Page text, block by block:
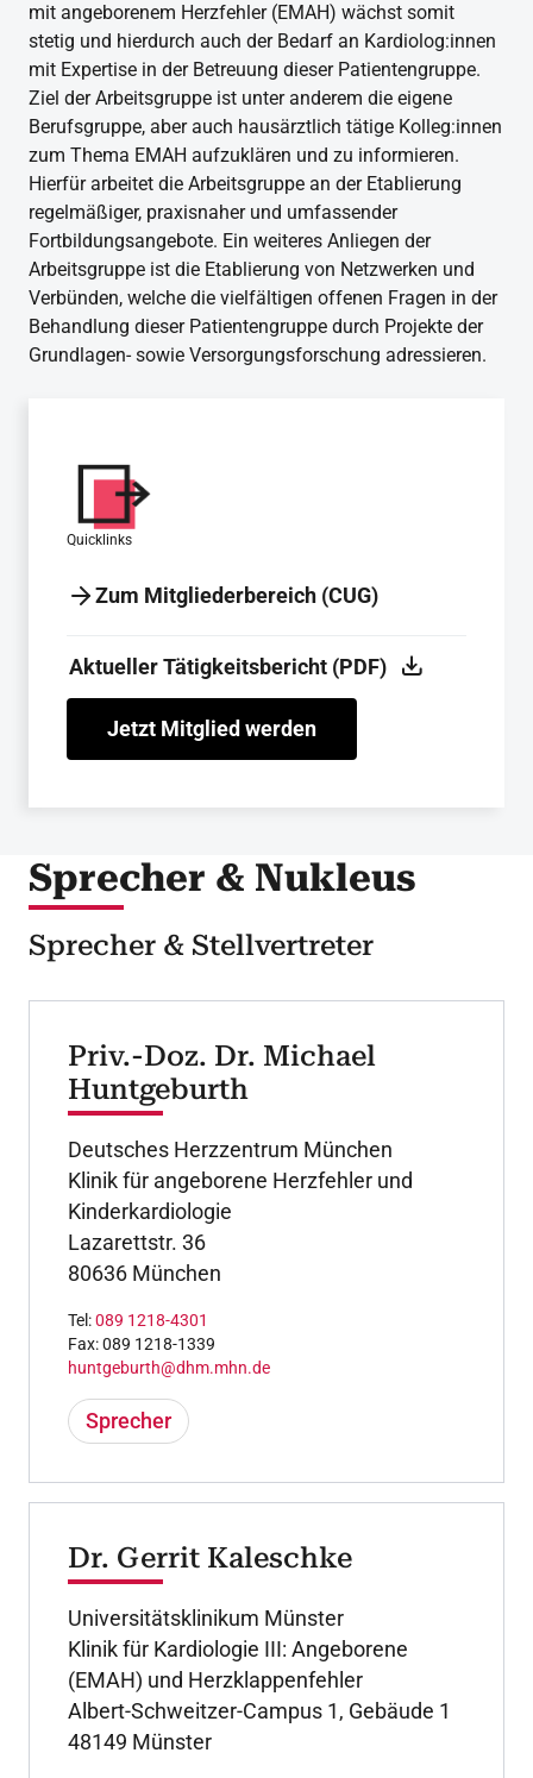
mit angeborenem Herzfehler (EMAH) wächst somit
stetig und hierdurch auch der Bedarf an Kardiolog:innen
mit Expertise in der Betreuung dieser Patientengruppe.
Ziel der Arbeitsgruppe ist unter anderem die eigene
Berufsgruppe, aber auch hausärztlich tätige Kolleg:innen
zum Thema EMAH aufzuklären und zu informieren.
Hierfür arbeitet die Arbeitsgruppe an der Etablierung
regelmäßiger, praxisnaher und umfassender
Fortbildungsangebote. Ein weiteres Anliegen der
Arbeitsgruppe ist die Etablierung von Netzwerken und
Verbünden, welche die vielfältigen offenen Fragen in der
Behandlung dieser Patientengruppe durch Projekte der
Grundlagen- sowie Versorgungsforschung adressieren.
Quicklinks
Zum Mitgliederbereich (CUG)
Aktueller Tätigkeitsbericht (PDF)
Jetzt Mitglied werden
Sprecher & Nukleus
Sprecher & Stellvertreter
Priv.-Doz. Dr. Michael
Huntgeburth
Deutsches Herzzentrum München
Klinik für angeborene Herzfehler und
Kinderkardiologie
Lazarettstr. 36
80636 München
Tel:089 1218-4301
Fax: 089 1218-1339
huntgeburth@dhm.mhn.de
Sprecher
Dr. Gerrit Kaleschke
Universitätsklinikum Münster
Klinik für Kardiologie III: Angeborene
(EMAH) und Herzklappenfehler
Albert-Schweitzer-Campus 1, Gebäude 1
48149 Münster